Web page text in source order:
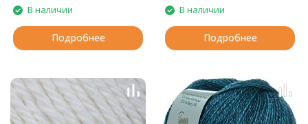
В наличии
Подробнее
В наличии
Подробнее